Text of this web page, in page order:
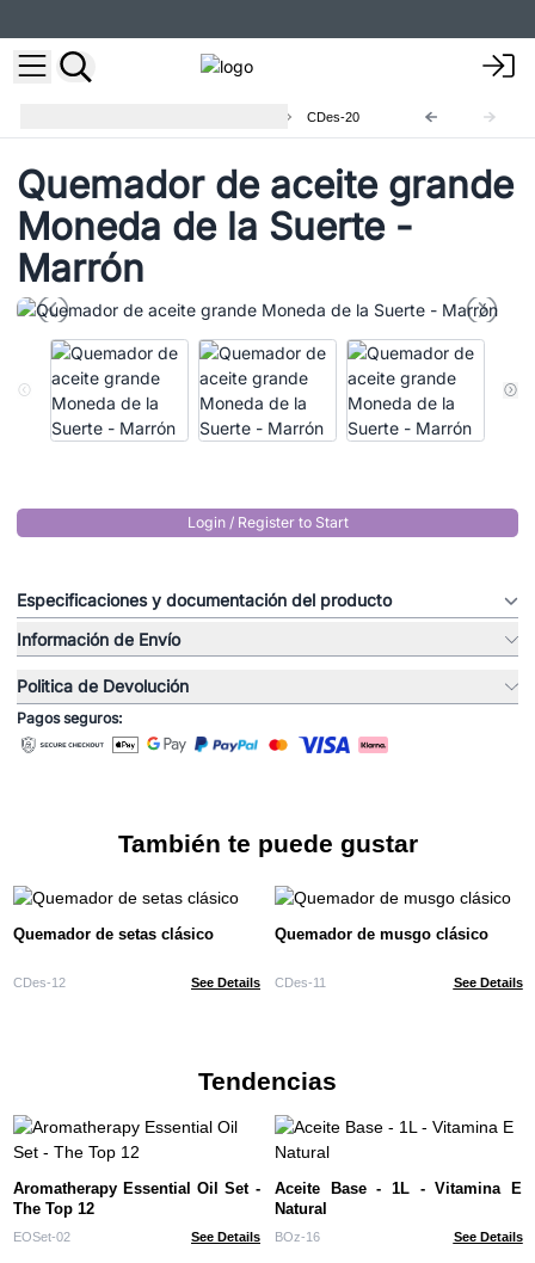
CDes-20
Quemador de aceite grande
Moneda de la Suerte -
Marrón
Login / Register to Start
Especificaciones y documentación del producto
Información de Envío
Politica de Devolución
Pagos seguros:
También te puede gustar
Quemador de setas clásico
CDes-12 See Details
Quemador de musgo clásico
CDes-11 See Details
Tendencias
Aromatherapy Essential Oil Set -
The Top 12
EOSet-02 See Details
Aceite Base - 1L - Vitamina E
Natural
BOz-16 See Details